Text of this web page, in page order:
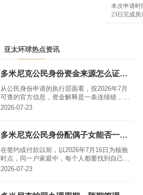
本次申请时
23日完成房
亚太环球热点资讯
多米尼克公民身份资金来源怎么证明，模板哪里找？
从公民身份申请的执行层面看，按2026年7月
可查的官方信息，资金解释是一条连续链，而
不是一张模板。较准确的表述是：资金来源说
一时点的金额。多米尼克主申请人应年满18
岁，并能够说明身份、家庭、履历与投资款安
排。达到金额门槛只是受理条件之一，不代表
主管机构已经作出结果判断。为了让“资金来源
怎么证明 模板哪里找”可用于决策，后文同时列
出一般规则与需要个别确认的事项。
2026-07-23
多米尼克公民身份配偶子女能否一起申请，这些细节要注意
在签约或付款以前，以2026年7月16日为核验
时点，同一户家庭中，每个人都要找到自己的
法定位置。结合现行规则，答案是：配偶、子
关系本身，不宜自动证明项目资格。近期CBIU
2026-07-23